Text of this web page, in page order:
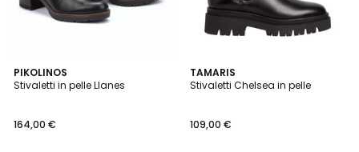
PIKOLINOS
Stivaletti in pelle Llanes
164,00 €
4,7
/ 5
TAMARIS
Stivaletti Chelsea in pelle
109,00 €
4,8
/ 5